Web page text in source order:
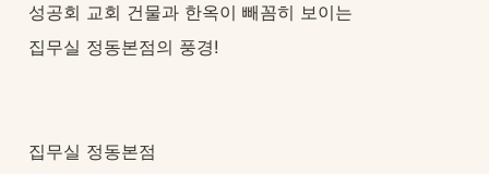
성공회 교회 건물과 한옥이 빼꼼히 보이는
집무실 정동본점의 풍경!
집무실 정동본점